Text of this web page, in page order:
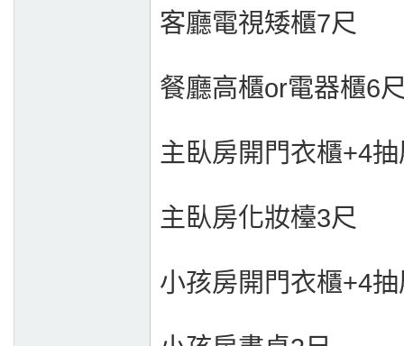
客廳電視矮櫃7尺
餐廳高櫃or電器櫃6
主臥房開門衣櫃+4
主臥房化妝檯3尺
小孩房開門衣櫃+4